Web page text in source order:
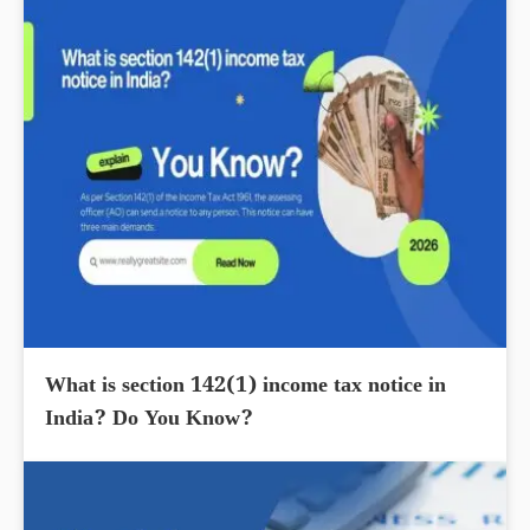
What is section 142(1) income tax notice in
India? Do You Know?